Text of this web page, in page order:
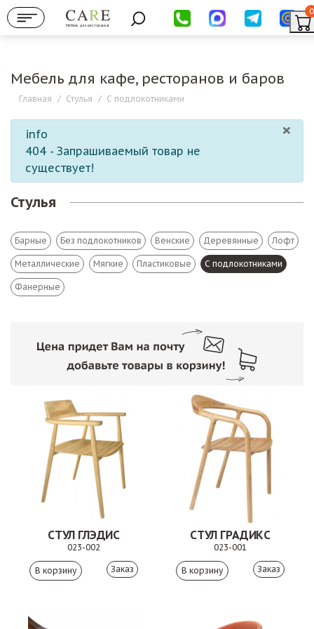
Мебель для ресторанов
0
Мебель для кафе, ресторанов и баров
Главная / Стулья / С подлокотниками
×
info
404 - Запрашиваемый товар не
существует!
Стулья
Барные Без подлокотников Венские Деревянные Лофт
Металлические Мягкие Пластиковые С подлокотниками
Фанерные
СТУЛ ГЛЭДИС
023-002
Заказ
СТУЛ ГРАДИКС
023-001
Заказ